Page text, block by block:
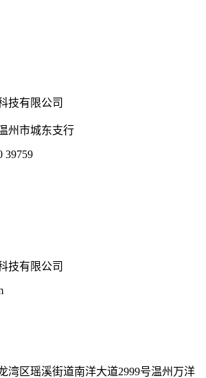
技有限公司
州市城东支行
39759
技有限公司
湾区瑶溪街道南洋大道2999号温州万洋